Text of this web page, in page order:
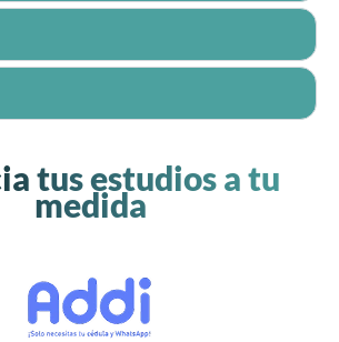
tus estudios a tu
medida